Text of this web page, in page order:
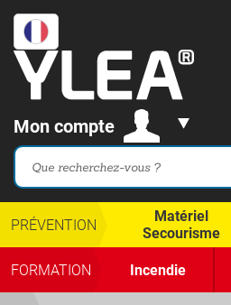
Mon compte
PRÉVENTION
Matériel
Secourisme
FORMATION Incendie